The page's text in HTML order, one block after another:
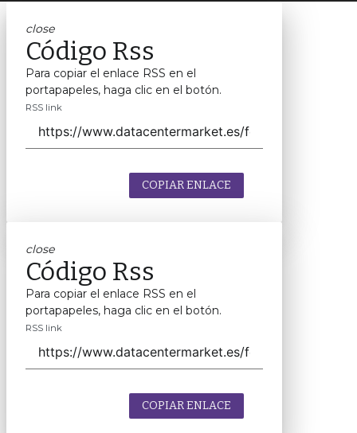
close
Código Rss
Para copiar el enlace RSS en el
portapapeles, haga clic en el botón.
RSS link
COPIAR ENLACE
close
Código Rss
Para copiar el enlace RSS en el
portapapeles, haga clic en el botón.
RSS link
COPIAR ENLACE